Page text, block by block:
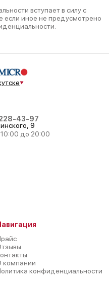
вступает в силу с
иное не предусмотрено
43-97
9
до 20:00
компании
конфиденциальности